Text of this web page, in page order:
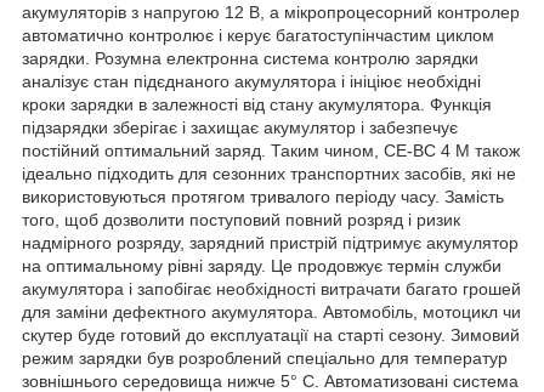
акумуляторів з напругою 12 В, а мікропроцесорний контролер
автоматично контролює і керує багатоступінчастим циклом
зарядки. Розумна електронна система контролю зарядки
аналізує стан підєднаного акумулятора і ініціює необхідні
кроки зарядки в залежності від стану акумулятора. Функція
підзарядки зберігає і захищає акумулятор і забезпечує
постійний оптимальний заряд. Таким чином, СE-BC 4 М також
ідеально підходить для сезонних транспортних засобів, які не
використовуються протягом тривалого періоду часу. Замість
того, щоб дозволити поступовий повний розряд і ризик
надмірного розряду, зарядний пристрій підтримує акумулятор
на оптимальному рівні заряду. Це продовжує термін служби
акумулятора і запобігає необхідності витрачати багато грошей
для заміни дефектного акумулятора. Автомобіль, мотоцикл чи
скутер буде готовий до експлуатації на старті сезону. Зимовий
режим зарядки був розроблений спеціально для температур
зовнішнього середовища нижче 5° C. Автоматизовані система